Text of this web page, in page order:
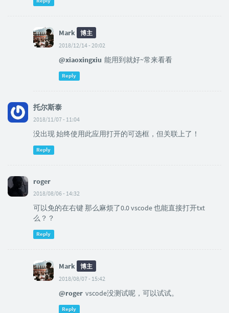
Mark
博主
2018/12/14 - 20:02
@xiaoxingxiu 能用到就好~常来看看
Reply
托尔斯泰
2018/11/07 - 11:04
没出现 始终使用此应用打开的可选框，但关联上了！
Reply
roger
2018/08/06 - 14:32
可以免的在右键 那么麻烦了0.0 vscode 也能直接打开txt
么？？
Reply
Mark
博主
2018/08/07 - 15:42
@roger vscode没测试呢，可以试试。
Reply